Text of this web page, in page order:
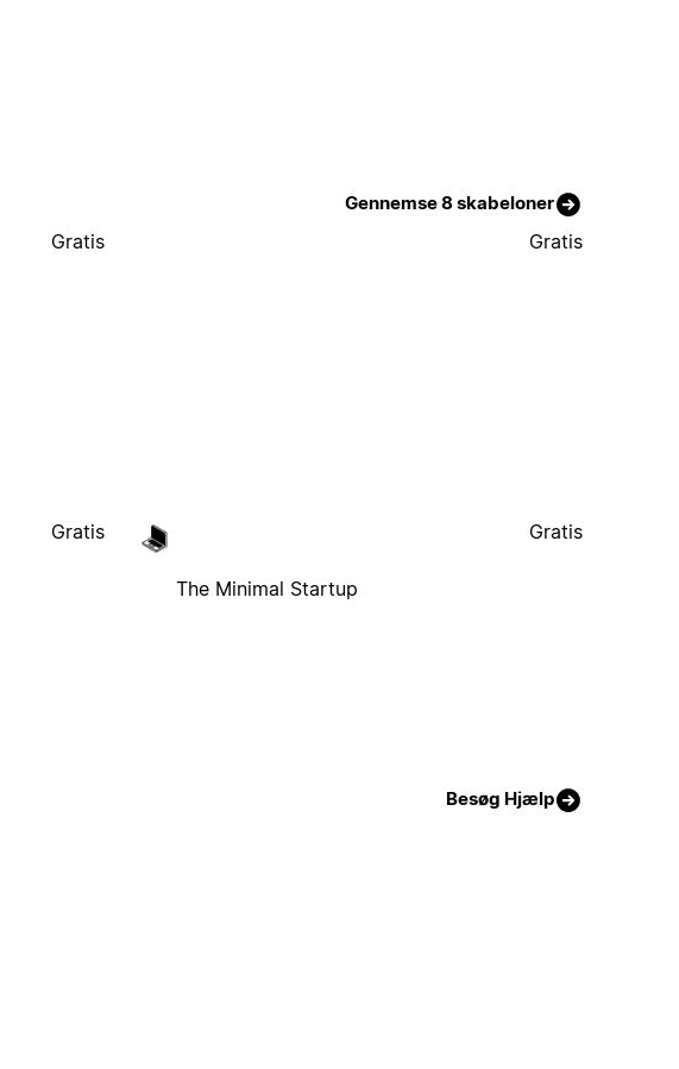
Gennemse 8 skabeloner
Gratis Gratis
Gratis
The Minimal Startup
Gratis
Besøg Hjælp